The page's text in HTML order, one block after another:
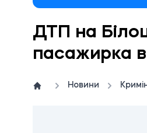
ДТП на
пасажирка в
Новини